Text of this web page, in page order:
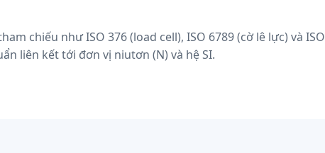
chiếu như ISO 376 (load cell), ISO 6789 (cờ lê lực) và ISO
liên kết tới đơn vị niutơn (N) và hệ SI.